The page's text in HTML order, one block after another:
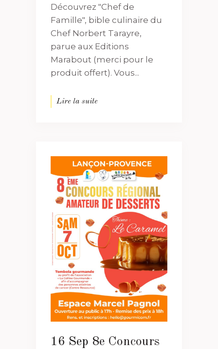
Découvrez "Chef de
Famille", bible culinaire du
Chef Norbert Tarayre,
parue aux Editions
Marabout (merci pour le
produit offert). Vous...
Lire la suite
16 Sep 8e Concours